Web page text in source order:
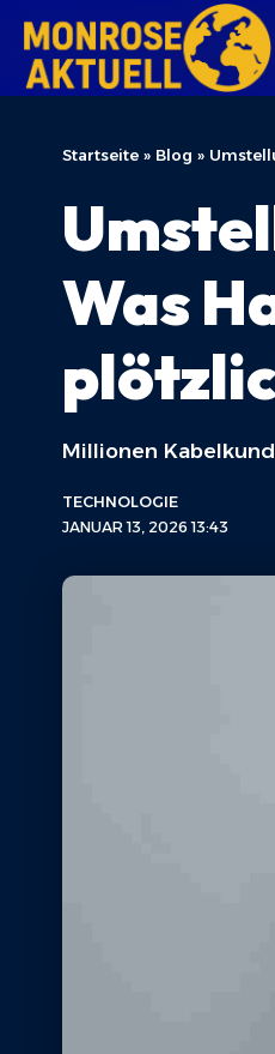
Startseite » Blog »
Was
Millionen
JANUAR 13, 2026 13:43
TECHNOLOGIE